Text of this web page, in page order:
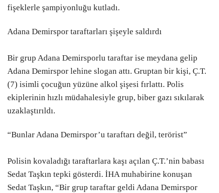
fişeklerle şampiyonluğu kutladı.
Adana Demirspor taraftarları şişeyle saldırdı
Bir grup Adana Demirsporlu taraftar ise meydana gelip
Adana Demirspor lehine slogan attı. Gruptan bir kişi, Ç.T.
(7) isimli çocuğun yüzüne alkol şişesi fırlattı. Polis
ekiplerinin hızlı müdahalesiyle grup, biber gazı sıkılarak
uzaklaştırıldı.
“Bunlar Adana Demirspor’u taraftarı değil, terörist”
Polisin kovaladığı taraftarlara kaşı açılan Ç.T.’nin babası
Sedat Taşkın tepki gösterdi. İHA muhabirine konuşan
Sedat Taşkın, “Bir grup taraftar geldi Adana Demirspor